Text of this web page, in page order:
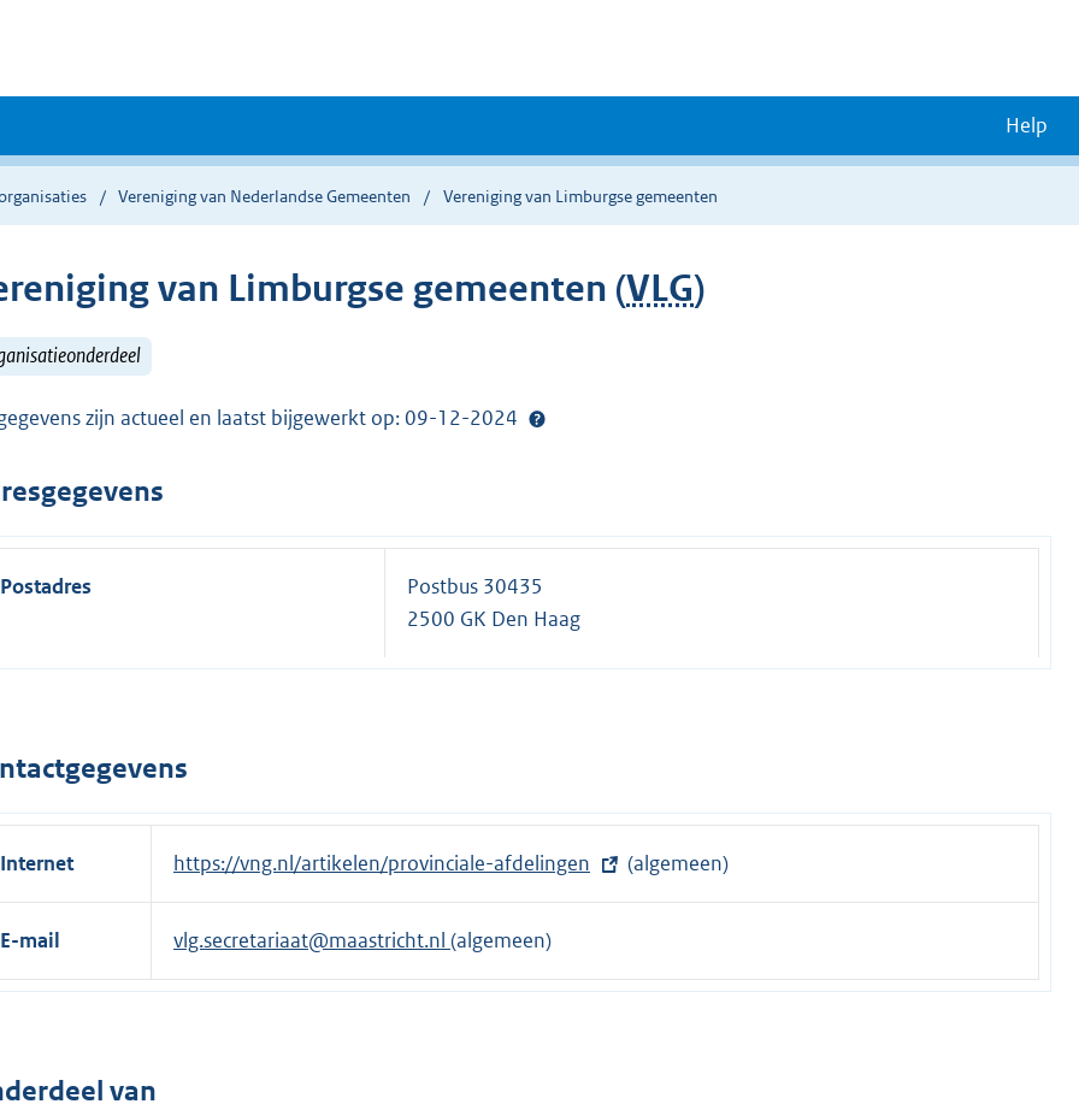
Help
Vereniging van Nederlandse Gemeenten Vereniging van Limburgse gemeenten
van Limburgse gemeenten (VLG)
zijn actueel en laatst bijgewerkt op: 09-12-2024
Postadres
Postbus 30435
2500 GK Den Haag
Internet
E
x
r
https://vng.nl/artikelen/provinciale-afdelingen (algemeen)
E-mail vlg.secretariaat@maastricht.nl (algemeen)
van